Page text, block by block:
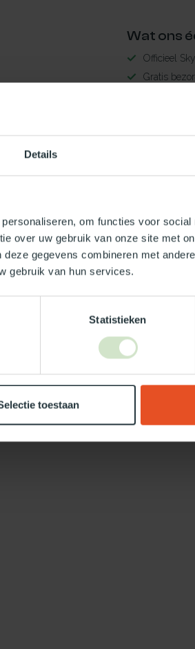
Details
om functies voor social
over uw gebruik van onze site met
gegevens combineren met
gebruik van hun services.
Statistieken
toestaan
beoordeling toevoegen
Wat ons
Officieel
Gratis
Maak
https://